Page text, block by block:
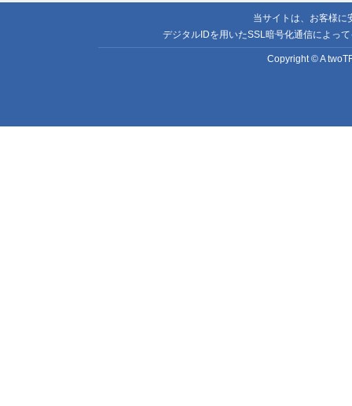
当サイトは、お客様に
デジタルIDを用いたSSL暗号化通信によっ
Copyright © A